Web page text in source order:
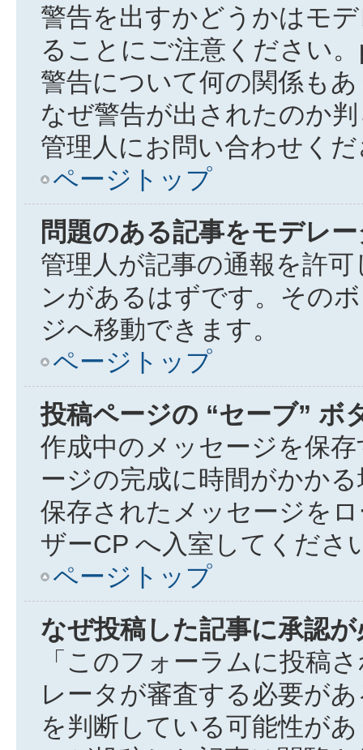
警告を出すかどうかはモ
ることにご注意ください
警告について何の関係も
なぜ警告が出されたのか
管理人にお問い合わせく
ページトップ
問題のある記事をモデレ
管理人が記事の通報を許
ンがあるはずです。その
ジへ移動できます。
ページトップ
投稿ページの “セーブ” ボ
作成中のメッセージを保
ージの完成に時間がかか
保存されたメッセージを
ザーCP へ入室してくださ
ページトップ
なぜ投稿した記事に承認
「このフォーラムに投稿
レータが審査する必要が
を判断している可能性が